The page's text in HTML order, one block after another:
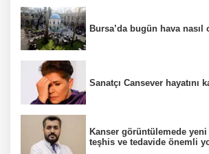
Bursa’da bugün hava nasıl
Sanatçı Cansever hayatını
Kanser görüntülemede
teşhis ve tedavide önemli